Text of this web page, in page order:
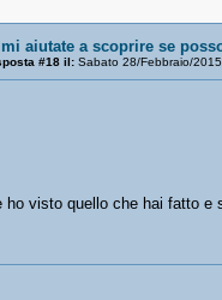
mi aiutate a scoprire se
#18 il: Sabato 28/Febbraio/
ho visto quello che hai fatto e